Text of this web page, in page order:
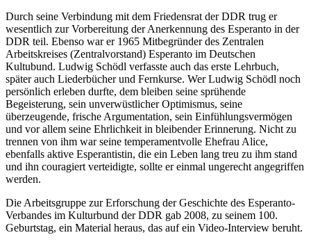
Durch seine Verbindung mit dem Friedensrat der DDR trug er
wesentlich zur Vorbereitung der Anerkennung des Esperanto in der
DDR teil. Ebenso war er 1965 Mitbegründer des Zentralen
Arbeitskreises (Zentralvorstand) Esperanto im Deutschen
Kultubund. Ludwig Schödl verfasste auch das erste Lehrbuch,
später auch Liederbücher und Fernkurse. Wer Ludwig Schödl noch
persönlich erleben durfte, dem bleiben seine sprühende
Begeisterung, sein unverwüstlicher Optimismus, seine
überzeugende, frische Argumentation, sein Einfühlungsvermögen
und vor allem seine Ehrlichkeit in bleibender Erinnerung. Nicht zu
trennen von ihm war seine temperamentvolle Ehefrau Alice,
ebenfalls aktive Esperantistin, die ein Leben lang treu zu ihm stand
und ihn couragiert verteidigte, sollte er einmal ungerecht angegriffen
werden.
Die Arbeitsgruppe zur Erforschung der Geschichte des Esperanto-
Verbandes im Kulturbund der DDR gab 2008, zu seinem 100.
Geburtstag, ein Material heraus, das auf ein Video-Interview beruht.